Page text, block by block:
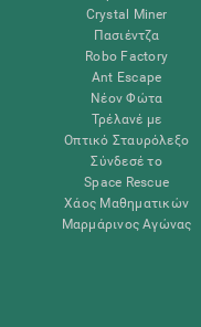
Crystal Miner
Πασιέντζα
Robo Factory
Ant Escape
Νέον Φώτα
Τρέλανέ με
Οπτικό Σταυρόλεξο
Σύνδεσέ το
Space Rescue
Χάος Μαθηματικών
Μαρμάρινος Αγώνας